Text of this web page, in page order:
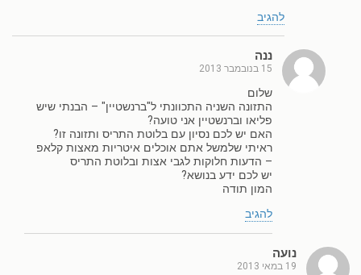
להגיב
ננה
15 בנובמבר 2013
שלום
התזונה השניה התכוונתי ל"ברנשטיין" – הבנתי שיש
פליאו וברנשטיין אני טועה?
האם יש לכם נסיון עם בלוטת התריס ותזונה זו?
ראיתי שלמשל אתם אוכלים איטריות מאצות קלאפ
– הדעות חלוקות לגבי אצות ובלוטת התריס
יש לכם ידע בנושא?
המון תודה
להגיב
נועה
19 במאי 2013